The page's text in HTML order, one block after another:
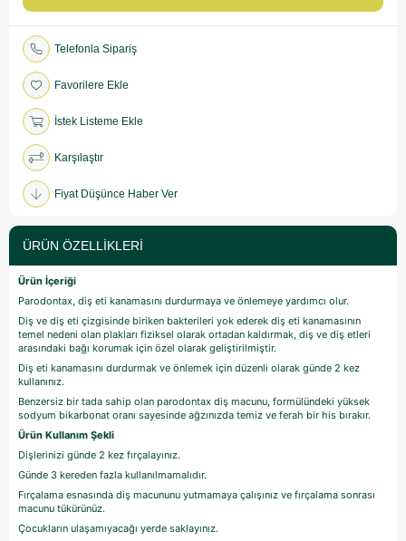
Telefonla Sipariş
Favorilere Ekle
İstek Listeme Ekle
Karşılaştır
Fiyat Düşünce Haber Ver
ÜRÜN ÖZELLIKLERI
Ürün İçeriği
Parodontax, diş eti kanamasını durdurmaya ve önlemeye yardımcı olur.
Diş ve diş eti çizgisinde biriken bakterileri yok ederek diş eti kanamasının
temel nedeni olan plakları fiziksel olarak ortadan kaldırmak, diş ve diş etleri
arasındaki bağı korumak için özel olarak geliştirilmiştir.
Diş eti kanamasını durdurmak ve önlemek için düzenli olarak günde 2 kez
kullanınız.
Benzersiz bir tada sahip olan parodontax diş macunu, formülündeki yüksek
sodyum bikarbonat oranı sayesinde ağzınızda temiz ve ferah bir his bırakır.
Ürün Kullanım Şekli
Dişlerinizi günde 2 kez fırçalayınız.
Günde 3 kereden fazla kullanılmamalıdır.
Fırçalama esnasında diş macununu yutmamaya çalışınız ve fırçalama sonrası
macunu tükürünüz.
Çocukların ulaşamıyacağı yerde saklayınız.